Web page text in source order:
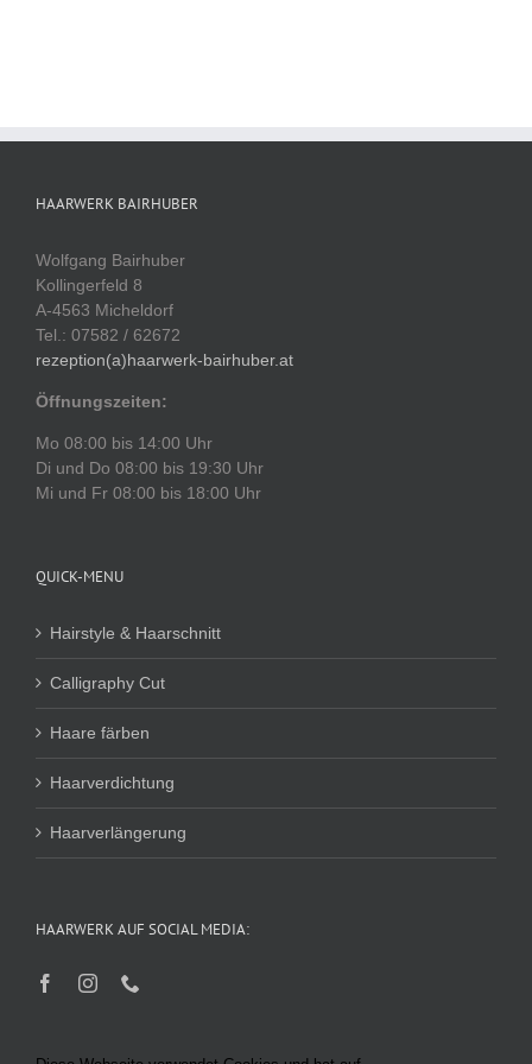
HAARWERK BAIRHUBER
Wolfgang Bairhuber
Kollingerfeld 8
A-4563 Micheldorf
Tel.: 07582 / 62672
rezeption(a)haarwerk-bairhuber.at
Öffnungszeiten:
Mo 08:00 bis 14:00 Uhr
Di und Do 08:00 bis 19:30 Uhr
Mi und Fr 08:00 bis 18:00 Uhr
QUICK-MENU
Hairstyle & Haarschnitt
Calligraphy Cut
Haare färben
Haarverdichtung
Haarverlängerung
HAARWERK AUF SOCIAL MEDIA: